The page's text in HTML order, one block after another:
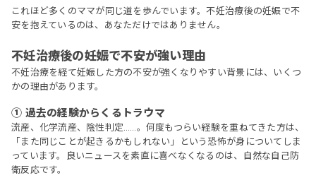
これほど多くのママが同じ道を歩んでいます。不妊治療後の妊娠で不
安を抱えているのは、あなただけではありません。
不妊治療後の妊娠で不安が強い理由
不妊治療を経て妊娠した方の不安が強くなりやすい背景には、いくつ
かの理由があります。
① 過去の経験からくるトラウマ
流産、化学流産、陰性判定……。何度もつらい経験を重ねてきた方は、
「また同じことが起きるかもしれない」という恐怖が身についてしま
っています。良いニュースを素直に喜べなくなるのは、自然な自己防
衛反応です。